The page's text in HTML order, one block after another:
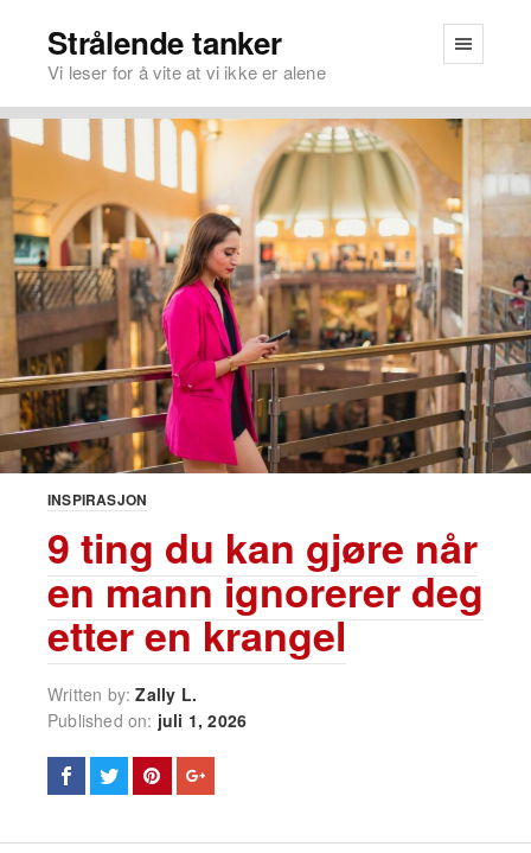
Strålende tanker
Vi leser for å vite at vi ikke er alene
INSPIRASJON
9 ting du kan gjøre når
en mann ignorerer deg
etter en krangel
Written by:Zally L.
Published on: juli 1, 2026